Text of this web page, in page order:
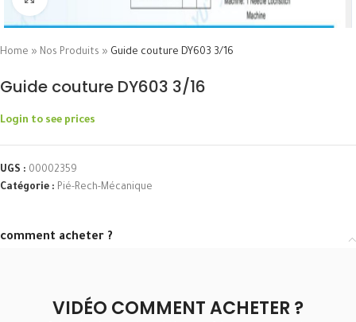
Home » Nos Produits » Guide couture DY603 3/16
Guide couture DY603 3/16
Login to see prices
UGS : 00002359
Catégorie : Pié-Rech-Mécanique
comment acheter ?
VIDÉO COMMENT ACHETER ?